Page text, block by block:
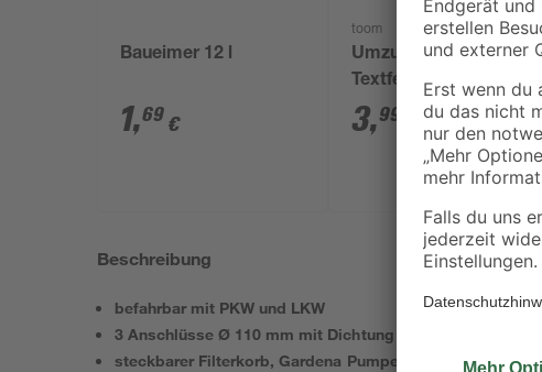
Baueimer 12 l
1,69 €
toom
Umzugskarton mit
Textfeld 65 l
3,99
Beschreibung
befahrbar mit PKW und LKW
3 Anschlüsse Ø 110 mm mit Dichtung
steckbarer Filterkorb, Gardena Pumpe, Schacht VS20 &